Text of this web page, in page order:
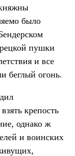
было
пушки
и все
беглый огонь.
крепость
однако ж
и воинских